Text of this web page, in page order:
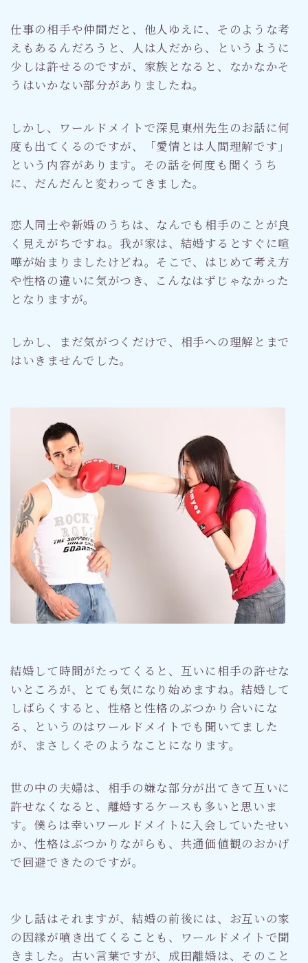
仕事の相手や仲間だと、他人ゆえに、そのような考
えもあるんだろうと、人は人だから、というように
少しは許せるのですが、家族となると、なかなかそ
うはいかない部分がありましたね。
しかし、ワールドメイトで深見東州先生のお話に何
度も出てくるのですが、「愛情とは人間理解です」
という内容があります。その話を何度も聞くうち
に、だんだんと変わってきました。
恋人同士や新婚のうちは、なんでも相手のことが良
く見えがちですね。我が家は、結婚するとすぐに喧
嘩が始まりましたけどね。そこで、はじめて考え方
や性格の違いに気がつき、こんなはずじゃなかった
となりますが。
しかし、まだ気がつくだけで、相手への理解とまで
はいきませんでした。
結婚して時間がたってくると、互いに相手の許せな
いところが、とても気になり始めますね。結婚して
しばらくすると、性格と性格のぶつかり合いにな
る、というのはワールドメイトでも聞いてました
が、まさしくそのようなことになります。
世の中の夫婦は、相手の嫌な部分が出てきて互いに
許せなくなると、離婚するケースも多いと思いま
す。僕らは幸いワールドメイトに入会していたせい
か、性格はぶつかりながらも、共通価値観のおかげ
で回避できたのですが。
少し話はそれますが、結婚の前後には、お互いの家
の因縁が噴き出てくることも、ワールドメイトで聞
きました。古い言葉ですが、成田離婚は、そのこと